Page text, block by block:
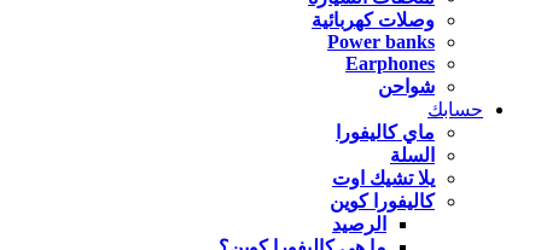
وصلات كهربائية
Power banks
Earphones
شواحن
حسابك
ماي كاليفورا
السلة
يلا تشيك اوت
كاليفورا كوين
الرصيد